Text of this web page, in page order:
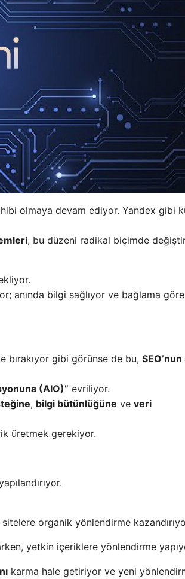
olmaya devam ediyor. Yandex gibi
, bu düzeni radikal biçimde
anında bilgi sağlıyor ve bağlama göre
bırakıyor gibi görünse de bu,
(AIO)” evriliyor.
, bilgi bütünlüğüne ve veri
üretmek gerekiyor.
organik yönlendirme
yetkin içeriklere yönlendirme
karma hale getiriyor ve yeni